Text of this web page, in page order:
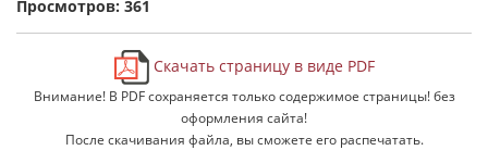
Просмотров: 361
Скачать страницу в виде PDF
Внимание! В PDF сохраняется только содержимое страницы! без
оформления сайта!
После скачивания файла, вы сможете его распечатать.